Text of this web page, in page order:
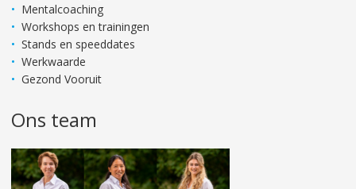
Mentalcoaching
Workshops en trainingen
Stands en speeddates
Werkwaarde
Gezond Vooruit
Ons team